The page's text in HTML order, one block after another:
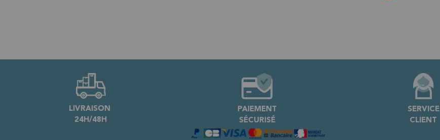
LIVRAISON
24H/48H
PAIEMENT
SÉCURISÉ
SERVICE
CLIENT